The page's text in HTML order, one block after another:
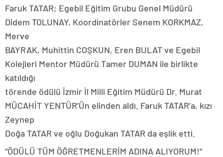
Faruk TATAR; Egebil Eğitim Grubu Genel Müdürü
Didem TOLUNAY, Koordinatörler Senem KORKMAZ,
Merve
BAYRAK, Muhittin COŞKUN, Eren BULAT ve Egebil
Kolejleri Mentor Müdürü Tamer DUMAN ile birlikte
katıldığı
törende ödülü İzmir İl Milli Eğitim Müdürü Dr. Murat
MÜCAHİT YENTÜR’Ün elinden aldı. Faruk TATAR’a, kızı
Zeynep
Doğa TATAR ve oğlu Doğukan TATAR da eşlik etti.
“ÖDÜLÜ TÜM ÖĞRETMENLERİM ADINA ALIYORUM!”